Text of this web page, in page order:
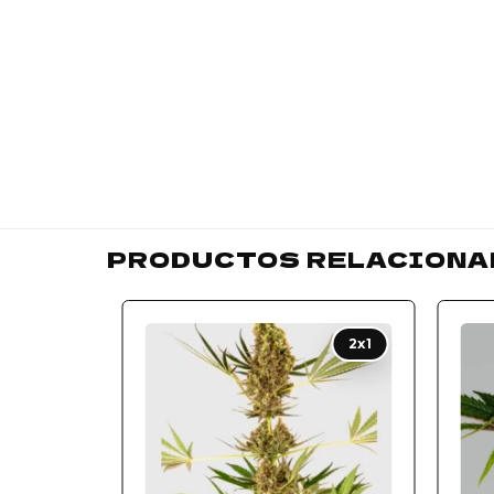
PRODUCTOS
2x1
Add to
wishlist